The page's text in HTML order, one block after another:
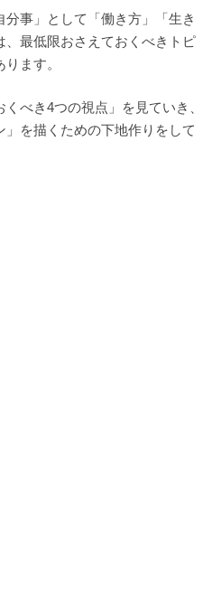
分事」として「働き方」「生き
最低限おさえておくべきトピ
ます。
べき4つの視点」を見ていき、
」を描くための下地作りをして